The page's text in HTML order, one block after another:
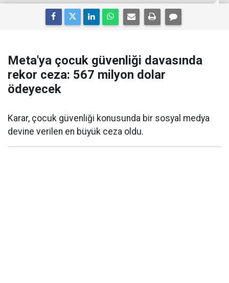
Meta'ya çocuk güvenliği davasında
rekor ceza: 567 milyon dolar
ödeyecek
Karar, çocuk güvenliği konusunda bir sosyal medya
devine verilen en büyük ceza oldu.